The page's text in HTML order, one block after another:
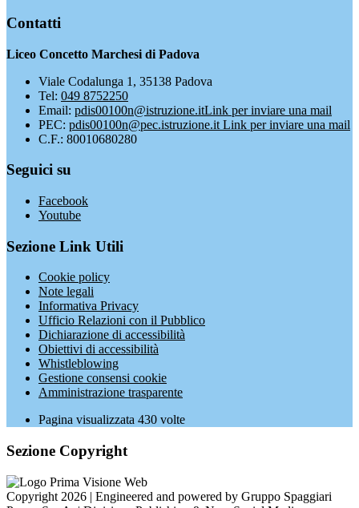
Contatti
Liceo Concetto Marchesi di Padova
Viale Codalunga 1, 35138 Padova
Tel: 049 8752250
Email: pdis00100n@istruzione.itLink per inviare una mail
PEC: pdis00100n@pec.istruzione.it Link per inviare una mail
C.F.: 80010680280
Seguici su
Facebook
Youtube
Sezione Link Utili
Cookie policy
Note legali
Informativa Privacy
Ufficio Relazioni con il Pubblico
Dichiarazione di accessibilità
Obiettivi di accessibilità
Whistleblowing
Gestione consensi cookie
Amministrazione trasparente
Pagina visualizzata 430 volte
Sezione Copyright
Copyright 2026 | Engineered and powered by Gruppo Spaggiari